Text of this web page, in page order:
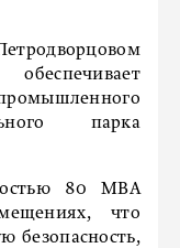
парка
80 МВА
что
безопасность,